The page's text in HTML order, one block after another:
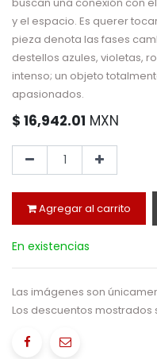
y el espacio. Es querer
pieza denota las fases
destellos azules, violetas,
intenso; un objeto
apasionados.
$ 16,942.01 MXN
Agregar al carrito
En existencias
Las imágenes son
Los descuentos